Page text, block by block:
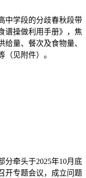
学段的分歧春秋段带
谱操做利用手册》，焦
给量、餐次及食物量、
（见附件）。
牵头于2025年10月底
开专题会议，成立问题